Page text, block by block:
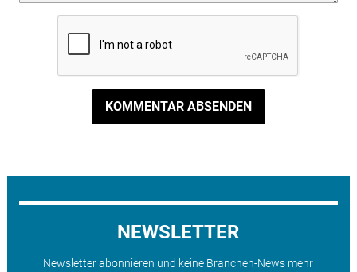
KOMMENTAR ABSENDEN
NEWSLETTER
Newsletter abonnieren und keine Branchen-News mehr